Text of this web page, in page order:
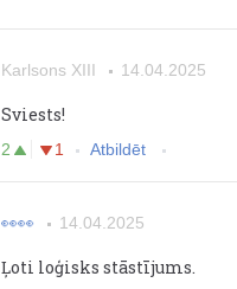
Karlsons XIII 14.04.2025
Sviests!
2 1 Atbildēt
👀👀 14.04.2025
Ļoti loģisks stāstījums.